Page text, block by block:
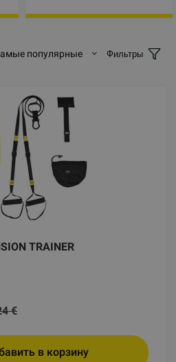
популярные Фильтры
TRAINER
€
в корзину